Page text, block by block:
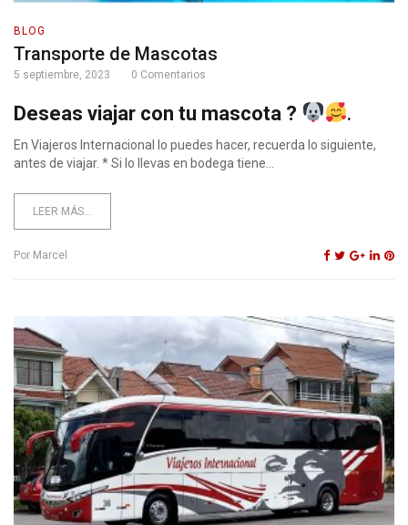
BLOG
Transporte de Mascotas
5 septiembre, 2023 0 Comentarios
Deseas viajar con tu mascota ? .
En Viajeros Internacional lo puedes hacer, recuerda lo siguiente,
antes de viajar. * Si lo llevas en bodega tiene...
LEER MÁS...
Por Marcel